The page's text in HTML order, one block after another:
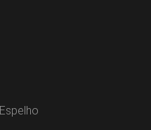
Espelho